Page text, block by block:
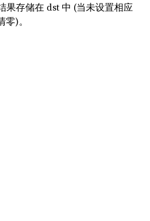
果存储在 dst 中 (当未设置相应
)。